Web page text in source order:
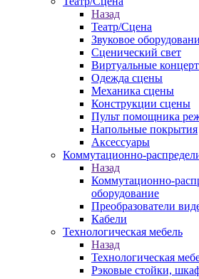
Назад
Театр/Сцена
Звуковое
Сценический свет
Виртуальные
Одежда сцены
Механика сцены
Конструкции сцены
Пульт помощника
Напольные покрытия
Аксессуары
Коммутационно-
Назад
Коммутационно-
оборудование
Преобразователи
Кабели
Технологическая мебель
Назад
Технологическая
Рэковые стойки,